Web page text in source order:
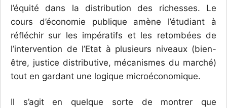
l’équité dans la distribution des richesses. Le
cours d’économie publique amène l’étudiant à
réfléchir sur les impératifs et les retombées de
l’intervention de l’Etat à plusieurs niveaux (bien-
être, justice distributive, mécanismes du marché)
tout en gardant une logique microéconomique.
Il s’agit en quelque sorte de montrer que